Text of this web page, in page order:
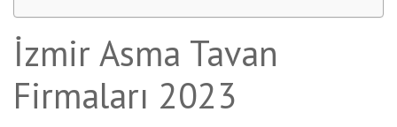
İzmir Asma Tavan
Firmaları 2023